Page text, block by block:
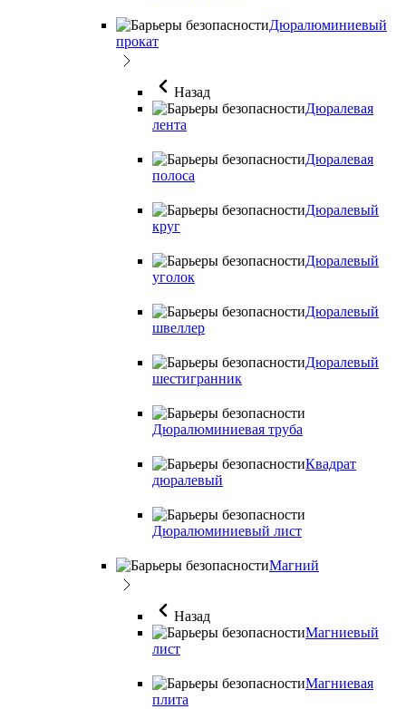
Дюралюминиевый
прокат
Назад
Дюралевая
лента
Дюралевая
полоса
Дюралевый
круг
Дюралевый
уголок
Дюралевый
швеллер
Дюралевый
шестигранник
Дюралюминиевая труба
Квадрат
дюралевый
Дюралюминиевый лист
Магний
Назад
Магниевый
лист
Магниевая
плита